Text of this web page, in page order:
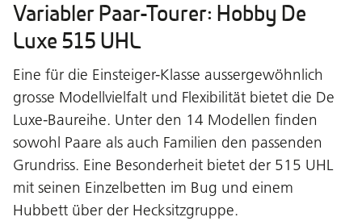
Variabler Paar-Tourer: Hobby De
Luxe 515 UHL
Eine für die Einsteiger-Klasse aussergewöhnlich
grosse Modellvielfalt und Flexibilität bietet die De
Luxe-Baureihe. Unter den 14 Modellen finden
sowohl Paare als auch Familien den passenden
Grundriss. Eine Besonderheit bietet der 515 UHL
mit seinen Einzelbetten im Bug und einem
Hubbett über der Hecksitzgruppe.